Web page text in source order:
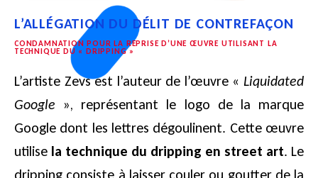
L’ALLÉGATION DU DÉLIT DE CONTREFAÇON
CONDAMNATION POUR LA REPRISE D’UNE ŒUVRE UTILISANT LA
TECHNIQUE DU « DRIPPING »
L’artiste Zevs est l’auteur de l’œuvre « Liquidated
Google », représentant le logo de la marque
Google dont les lettres dégoulinent. Cette œuvre
utilise la technique du dripping en street art. Le
dripping consiste à laisser couler ou goutter de la